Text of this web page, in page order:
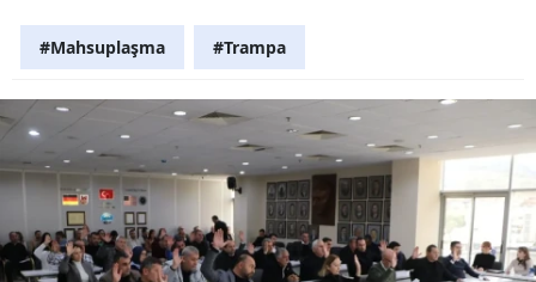
#Mahsuplaşma #Trampa